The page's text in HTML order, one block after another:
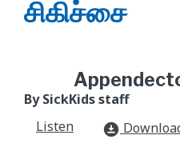
சிகிச்சை
By SickKids staff
Listen
download_for_offline